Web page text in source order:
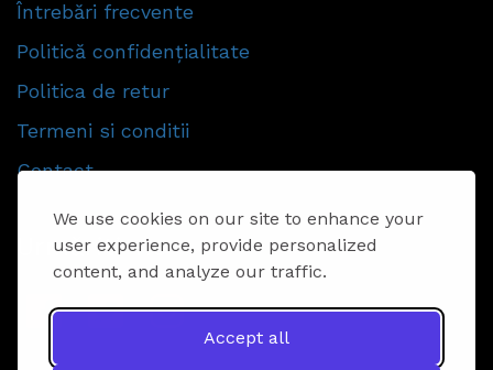
We use cookies on our site to enhance your
user experience, provide personalized
content, and analyze our traffic.
Accept all
Întrebări frecvente
Politică confidențialitate
Politica de retur
Termeni si conditii
Contact
Urmăriti-ne